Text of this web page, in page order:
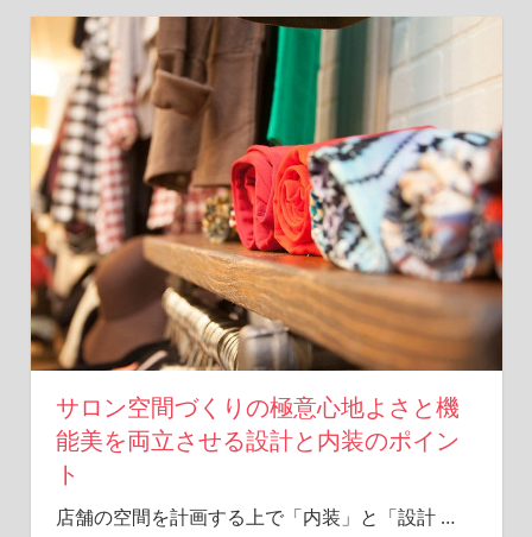
サロン空間づくりの極意心地よさと機
能美を両立させる設計と内装のポイン
ト
店舗の空間を計画する上で「内装」と「設計 …